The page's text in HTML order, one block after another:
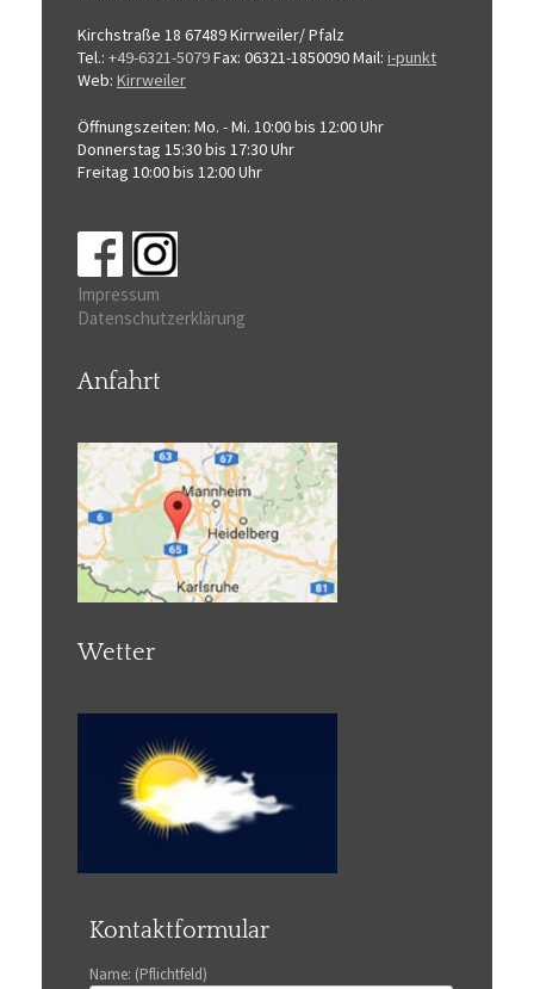
Kirchstraße 18 67489 Kirrweiler/ Pfalz
Tel.: +49-6321-5079Fax: 06321-1850090Mail: i-punkt
Web: Kirrweiler
Öffnungszeiten: Mo. - Mi. 10:00 bis 12:00 Uhr
Donnerstag 15:30 bis 17:30 Uhr
Freitag 10:00 bis 12:00 Uhr
Impressum
Datenschutzerklärung
Anfahrt
Wetter
Kontaktformular
Name: (Pflichtfeld)